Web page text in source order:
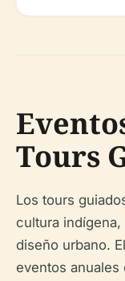
Tours
Los tours
cultura
diseño urbano.
eventos